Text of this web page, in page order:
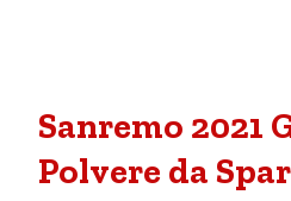
Sanremo 2021
Polvere da